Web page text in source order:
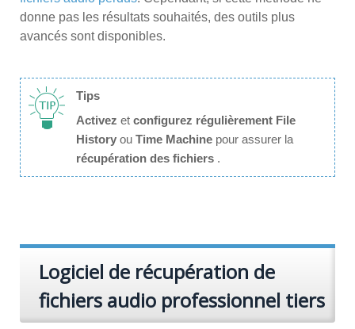
donne pas les résultats souhaités, des outils plus
avancés sont disponibles.
Tips
Activez et configurez régulièrement File
History ou Time Machine pour assurer la
récupération des fichiers .
Logiciel de récupération de
fichiers audio professionnel tiers